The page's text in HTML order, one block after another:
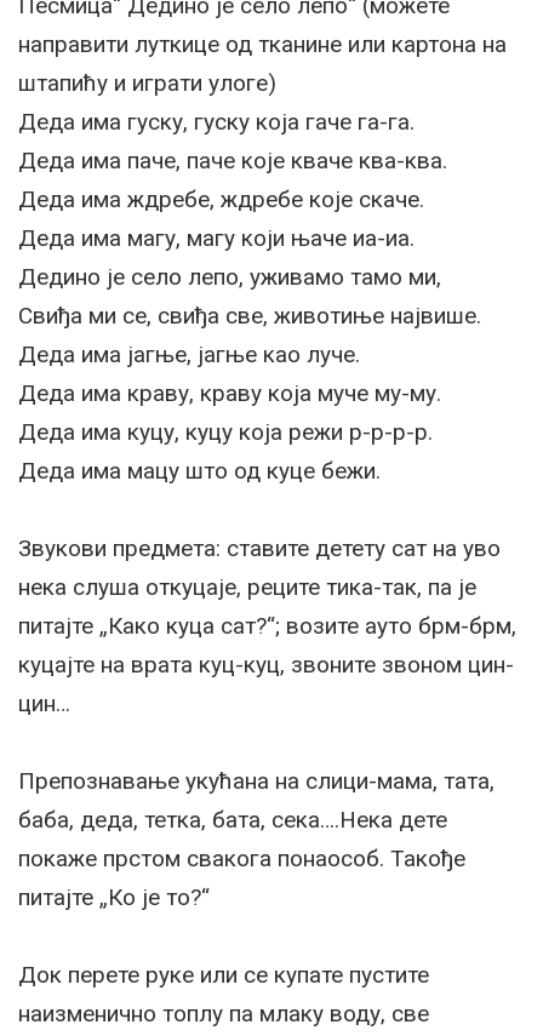
направити луткице од тканине или картона на
штапићу и играти улоге)
Деда има гуску, гуску која гаче га-га.
Деда има паче, паче које кваче ква-ква.
Деда има ждребе, ждребе које скаче.
Деда има магу, магу који њаче иа-иа.
Дедино је село лепо, уживамо тамо ми,
Свиђа ми се, свиђа све, животиње највише.
Деда има јагње, јагње као луче.
Деда има краву, краву која муче му-му.
Деда има куцу, куцу која режи р-р-р-р.
Деда има мацу што од куце бежи.
Звукови предмета: ставите детету сат на уво
нека слуша откуцаје, реците тика-так, па је
питајте „Како куца сат?“; возите ауто брм-брм,
куцајте на врата куц-куц, звоните звоном цин-
цин…
Препознавање укућана на слици-мама, тата,
баба, деда, тетка, бата, сека….Нека дете
покаже прстом свакога понаособ. Такође
питајте „Ко је то?“
Док перете руке или се купате пустите
наизменично топлу па млаку воду, све